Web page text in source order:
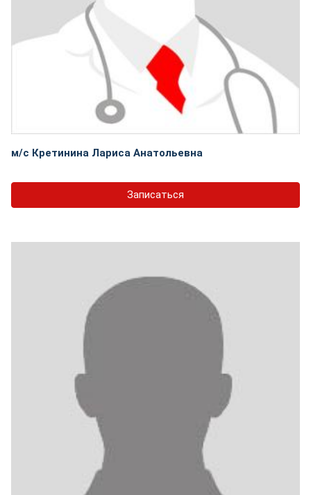
м/с Кретинина Лариса Анатольевна
Записаться